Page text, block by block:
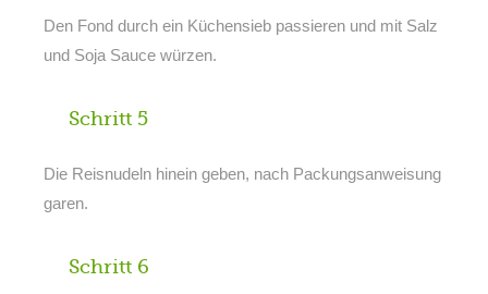
Den Fond durch ein Küchensieb passieren und mit Salz
und Soja Sauce würzen.
Schritt 5
Die Reisnudeln hinein geben, nach Packungsanweisung
garen.
Schritt 6